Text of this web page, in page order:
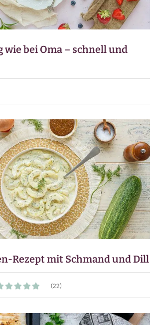
wie bei Oma – schnell und
Rezept mit Schmand und Dill
(22)